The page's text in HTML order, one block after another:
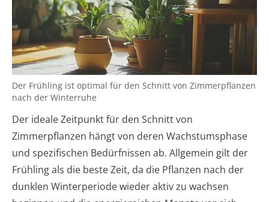
Der Frühling ist optimal für den Schnitt von Zimmerpflanzen
nach der Winterruhe
Der ideale Zeitpunkt für den Schnitt von
Zimmerpflanzen hängt von deren Wachstumsphase
und spezifischen Bedürfnissen ab. Allgemein gilt der
Frühling als die beste Zeit, da die Pflanzen nach der
dunklen Winterperiode wieder aktiv zu wachsen